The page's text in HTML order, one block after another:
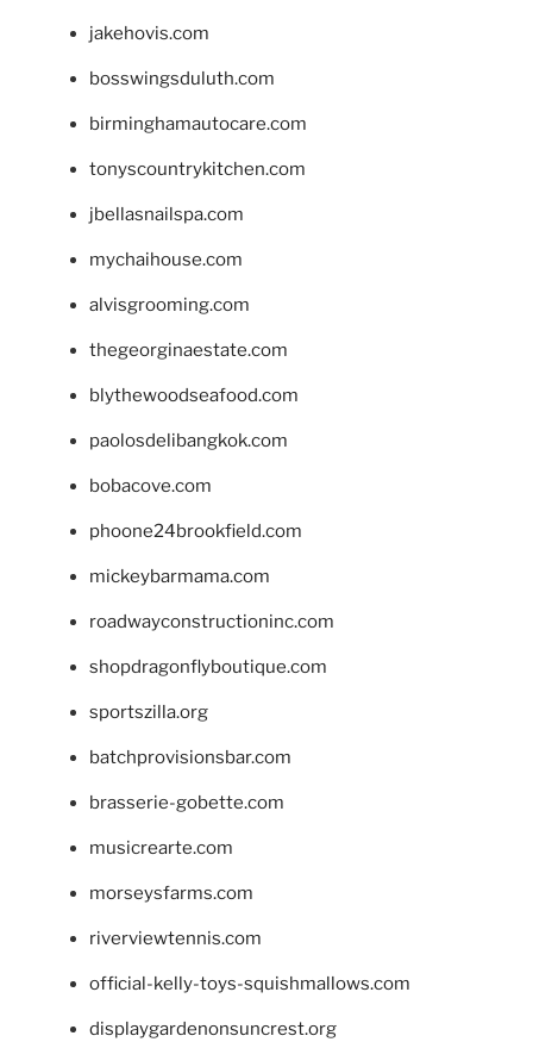
jakehovis.com
bosswingsduluth.com
birminghamautocare.com
tonyscountrykitchen.com
jbellasnailspa.com
mychaihouse.com
alvisgrooming.com
thegeorginaestate.com
blythewoodseafood.com
paolosdelibangkok.com
bobacove.com
phoone24brookfield.com
mickeybarmama.com
roadwayconstructioninc.com
shopdragonflyboutique.com
sportszilla.org
batchprovisionsbar.com
brasserie-gobette.com
musicrearte.com
morseysfarms.com
riverviewtennis.com
official-kelly-toys-squishmallows.com
displaygardenonsuncrest.org